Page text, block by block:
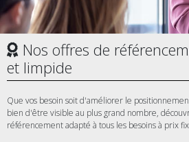
Nos offres de
et limpide
Que vos besoin soit d'améliorer le
bien d'être visible au plus grand nombre,
référencement adapté à tous les besoins à prix